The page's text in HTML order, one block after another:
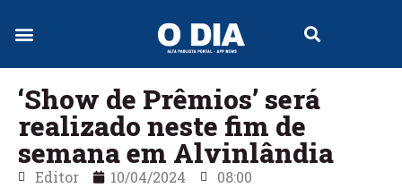
‘Show de Prêmios’ será
realizado neste fim de
semana em Alvinlândia
Editor 10/04/2024
08:00